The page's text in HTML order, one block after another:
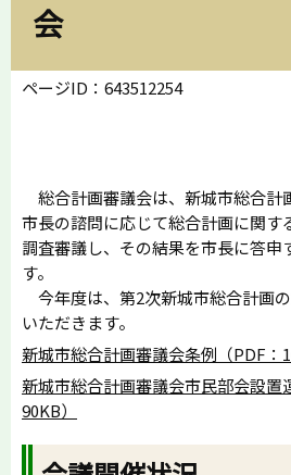
会
ページID：643512254
総合計画審議会は、新城市総合計
市長の諮問に応じて総合計画に関す
調査審議し、その結果を市長に答申
す。
今年度は、第2次新城市総合計画
いただきます。
新城市総合計画審議会条例（PDF：
新城市総合計画審議会市民部会設置
90KB）